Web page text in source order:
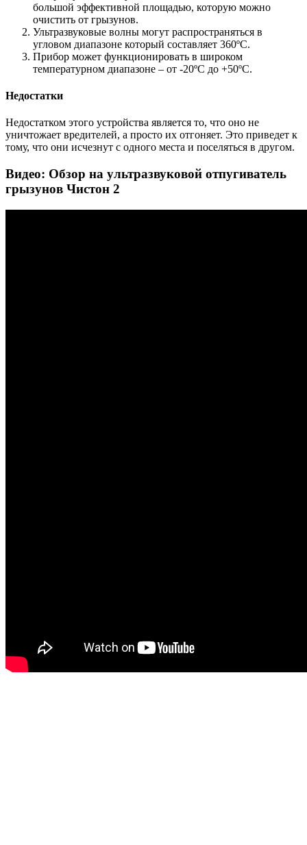
большой эффективной площадью, которую можно
очистить от грызунов.
Ультразвуковые волны могут распространяться в
угловом диапазоне который составляет 360ºС.
Прибор может функционировать в широком
температурном диапазоне – от -20ºС до +50ºС.
Недостатки
Недостатком этого устройства является то, что оно не
уничтожает вредителей, а просто их отгоняет. Это приведет к
тому, что они исчезнут с одного места и поселяться в другом.
Видео: Обзор на ультразвуковой отпугиватель
грызунов Чистон 2